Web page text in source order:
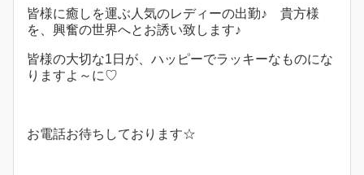
皆様に癒しを運ぶ人気のレディーの出勤♪ 貴方様
を、興奮の世界へとお誘い致します♪
皆様の大切な1日が、ハッピーでラッキーなものにな
りますよ～に♡
お電話お待ちしております☆